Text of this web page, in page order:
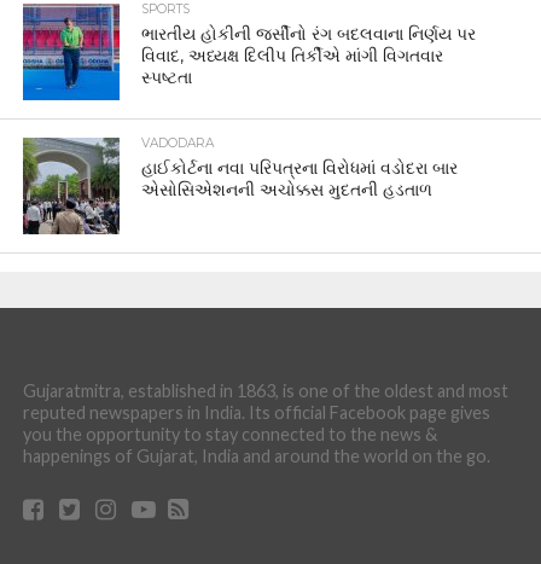
SPORTS
ભારતીય હોકીની જર્સીનો રંગ બદલવાના નિર્ણય પર
વિવાદ, અધ્યક્ષ દિલીપ તિર્કીએ માંગી વિગતવાર
સ્પષ્ટતા
VADODARA
હાઈકોર્ટના નવા પરિપત્રના વિરોધમાં વડોદરા બાર
એસોસિએશનની અચોક્કસ મુદતની હડતાળ
Gujaratmitra, established in 1863, is one of the oldest and most
reputed newspapers in India. Its official Facebook page gives
you the opportunity to stay connected to the news &
happenings of Gujarat, India and around the world on the go.